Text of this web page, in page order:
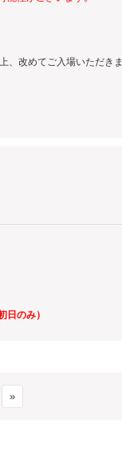
、改めてご入場いただきま
のみ）
»